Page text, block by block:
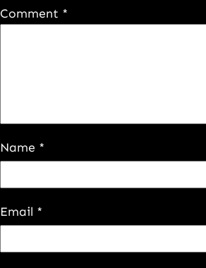
Comment *
Name *
Email *